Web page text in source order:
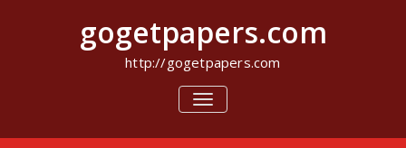
キ
gogetpapers.com
http://gogetpapers.com
ナ
ビ